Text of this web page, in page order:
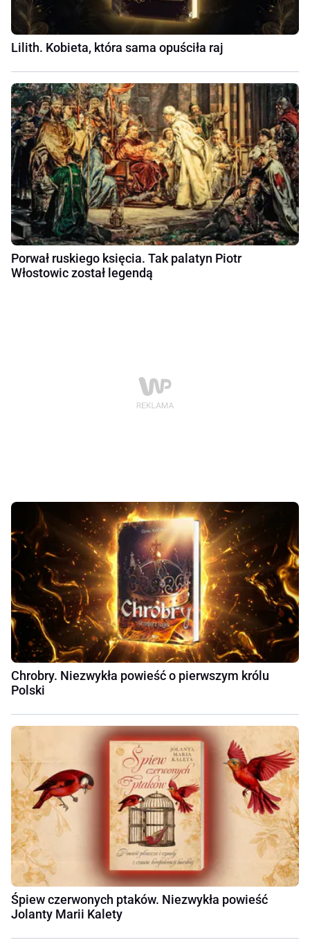
Lilith. Kobieta, która sama opuściła raj
Porwał ruskiego księcia. Tak palatyn Piotr
Włostowic został legendą
Chrobry. Niezwykła powieść o pierwszym królu
Polski
Śpiew czerwonych ptaków. Niezwykła powieść
Jolanty Marii Kalety